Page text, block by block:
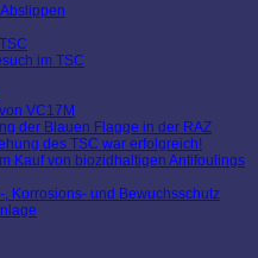
im TSC
VC17M
der Blauen Flagge in der RAZ
des TSC war erfolgreich!
Kauf von biozidhaltigen Antifoulings
, Korrosions- und Bewuchsschutz